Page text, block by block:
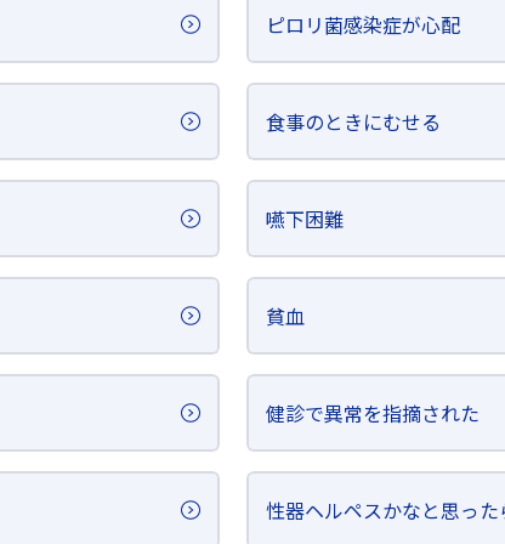
ピロリ菌感染症が心配
食事のときにむせる
嚥下困難
貧血
健診で異常を指摘された
性器ヘルペスかなと思った